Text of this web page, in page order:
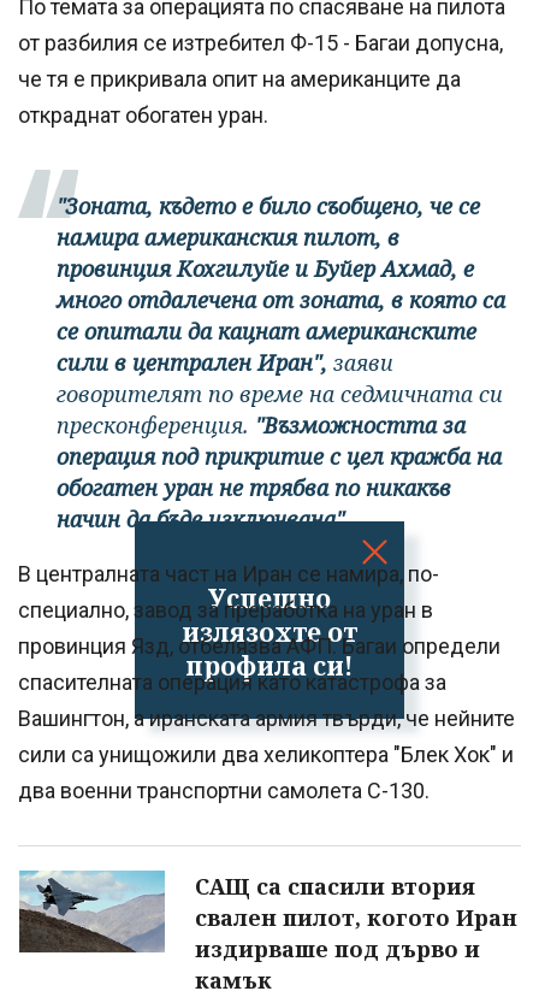
Успешно
излязохте от
профила си!
По темата за операцията по спасяване на пилота
от разбилия се изтребител Ф-15 - Багаи допусна,
че тя е прикривала опит на американците да
откраднат обогатен уран.
"Зоната, където е било съобщено, че се
намира американския пилот, в
провинция Кохгилуйе и Буйер Ахмад, е
много отдалечена от зоната, в която са
се опитали да кацнат американските
сили в централен Иран", заяви
говорителят по време на седмичната си
пресконференция. "Възможността за
операция под прикритие с цел кражба на
обогатен уран не трябва по никакъв
начин да бъде изключвана".
В централната част на Иран се намира, по-
специално, завод за преработка на уран в
провинция Язд, отбелязва АФП. Багаи определи
спасителната операция като катастрофа за
Вашингтон, а иранската армия твърди, че нейните
сили са унищожили два хеликоптера "Блек Хок" и
два военни транспортни самолета C-130.
САЩ са спасили втория
свален пилот, когото Иран
издирваше под дърво и
камък